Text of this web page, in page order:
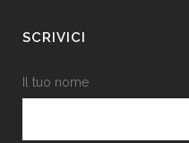
SCRIVICI
Il tuo nome